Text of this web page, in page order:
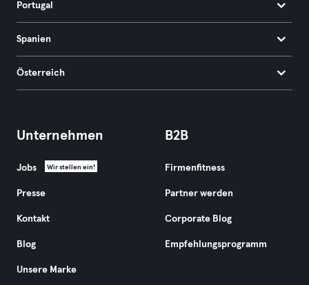
Portugal
Spanien
Österreich
Unternehmen
Jobs Wir stellen ein!
Presse
Kontakt
Blog
Unsere Marke
B2B
Firmenfitness
Partner werden
Corporate Blog
Empfehlungsprogramm